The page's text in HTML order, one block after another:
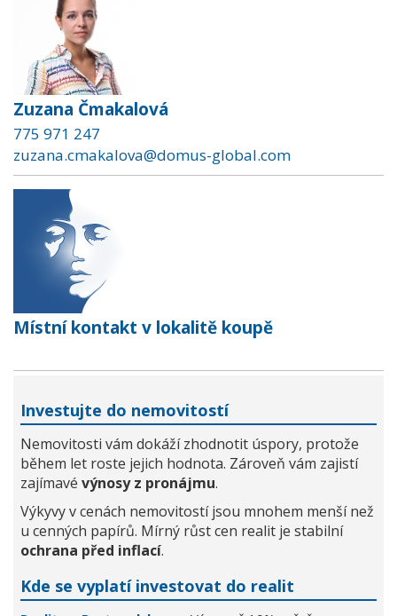
Zuzana Čmakalová
775 971 247
zuzana.cmakalova@domus-global.com
Místní kontakt v lokalitě koupě
Investujte do nemovitostí
Nemovitosti vám dokáží zhodnotit úspory, protože
během let roste jejich hodnota. Zároveň vám zajistí
zajímavé výnosy z pronájmu.
Výkyvy v cenách nemovitostí jsou mnohem menší než
u cenných papírů. Mírný růst cen realit je stabilní
ochrana před inflací.
Kde se vyplatí investovat do realit